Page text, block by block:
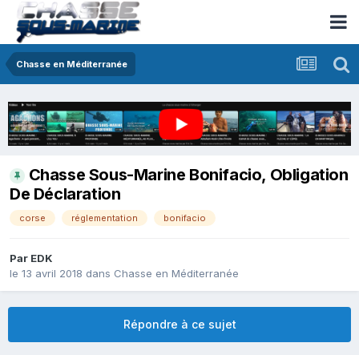
Chasse en Méditerranée
Chasse Sous-Marine Bonifacio, Obligation
De Déclaration
corse réglementation bonifacio
Par EDK
le 13 avril 2018 dans Chasse en Méditerranée
Répondre à ce sujet